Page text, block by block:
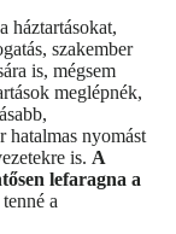
háztartásokat,
szakember
is, mégsem
meglépnék,
hatalmas nyomást
is. A
lefaragna a
a